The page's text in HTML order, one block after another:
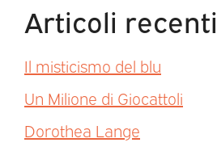
Articoli recenti
Il misticismo del blu
Un Milione di Giocattoli
Dorothea Lange